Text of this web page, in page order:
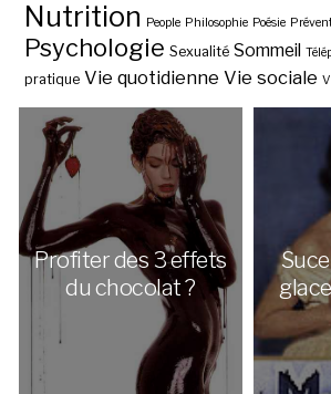
Nutrition People Philosophie Poésie
Psychologie Sexualité Sommeil
pratique Vie quotidienne Vie sociale
Profiter des 3 effets
du chocolat ?